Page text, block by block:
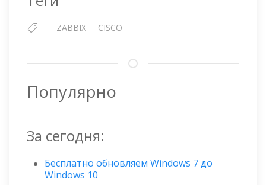
ZABBIX CISCO
Популярно
За сегодня:
Бесплатно обновляем Windows 7 до
Windows 10